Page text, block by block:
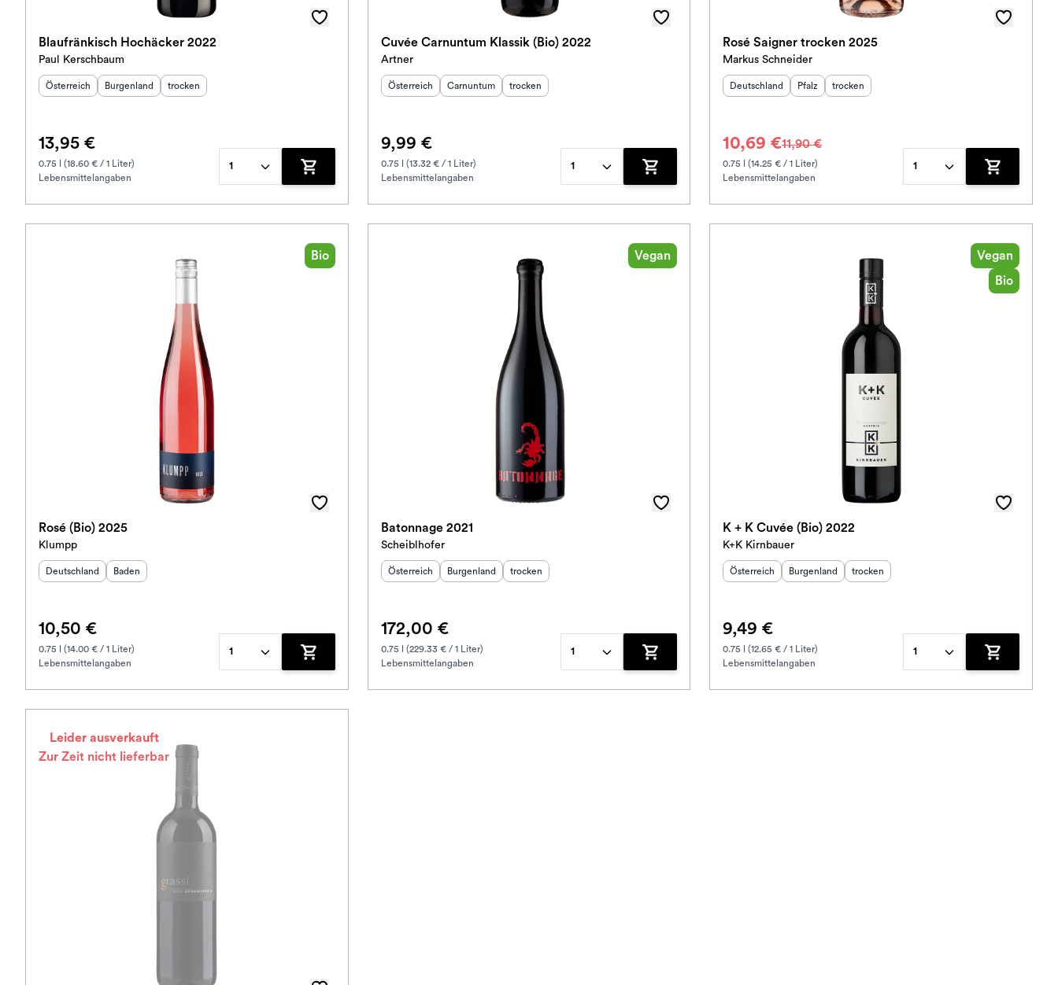
Blaufränkisch Hochäcker 2022
Paul Kerschbaum
Herkunftsland :
Österreich Herkunftsregion:
Burgenland Geschmack
trocken
13,95 €
0.75 l (18.60 € / 1 Liter)
Lebensmittelangaben
1
Zum Warenkorb hinzufügen
Cuvée Carnuntum Klassik (Bio) 2022
Artner
Herkunftsland :
Österreich Herkunftsregion:
Carnuntum Geschmack
trocken
9,99 €
0.75 l (13.32 € / 1 Liter)
Lebensmittelangaben
1
Zum Warenkorb hinzufügen
Rosé Saigner trocken 2025
Markus Schneider
Herkunftsland
Deutschland Herkunftsregion
Pfalz Geschmack
trocken
10,69 €11,90 €
0.75 l (14.25 € / 1 Liter)
Lebensmittelangaben
1
Zum
Bio
Rosé (Bio) 2025
Klumpp
Herkunftsland
Deutschland Herkunftsregion
Baden
10,50 €
0.75 l (14.00 € / 1 Liter)
Lebensmittelangaben
1
Zum Warenkorb hinzufügen
Vegan
Batonnage 2021
Scheiblhofer
Herkunftsland :
Österreich Herkunftsregion:
Burgenland Geschmack
trocken
172,00 €
0.75 l (229.33 € / 1 Liter)
Lebensmittelangaben
1
Zum Warenkorb hinzufügen
Vegan
Bio
K + K Cuvée (Bio) 2022
K+K Kirnbauer
Herkunftsland :
Österreich Herkunftsregion:
Burgenland Geschmack
trocken
9,49 €
0.75 l (12.65 € / 1 Liter)
Lebensmittelangaben
1
Zum
Leider ausverkauft
Zur Zeit nicht lieferbar